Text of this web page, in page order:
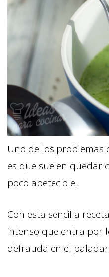
Uno de los problemas
es que suelen quedar
poco apetecible.
Con esta sencilla
intenso que entra por
defrauda en el paladar.